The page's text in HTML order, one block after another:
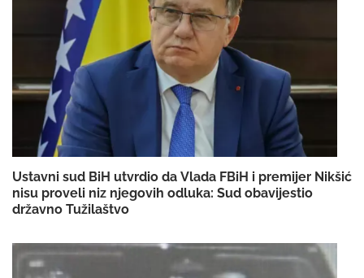
Ustavni sud BiH utvrdio da Vlada FBiH i premijer Nikšić
nisu proveli niz njegovih odluka: Sud obavijestio
državno Tužilaštvo